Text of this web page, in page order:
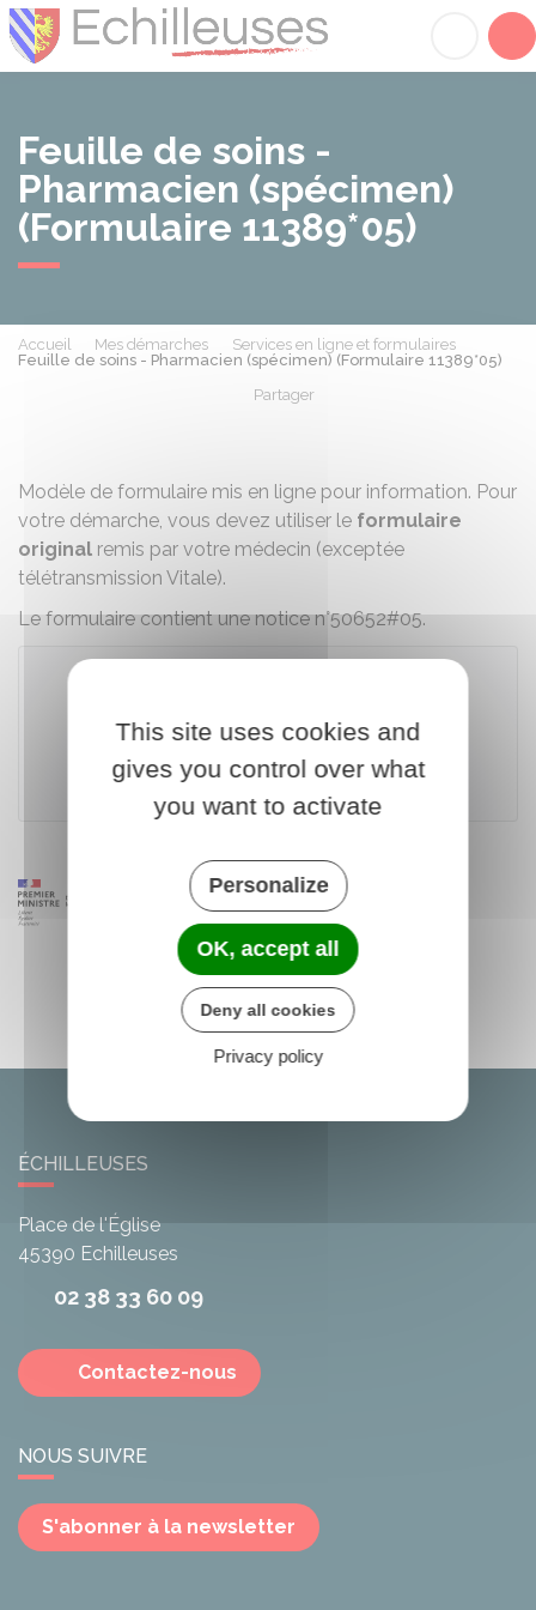
Feuille de soins -
Pharmacien (spécimen)
(Formulaire 11389*05)
Accueil Mes démarches
Services en ligne et formulaires
Feuille de soins - Pharmacien (spécimen) (Formulaire 11389*05)
Partager
Modèle de formulaire mis en ligne pour information. Pour
votre démarche, vous devez utiliser le formulaire
original remis par votre médecin (exceptée
télétransmission Vitale).
Le formulaire contient une notice n°50652#05.
Télécharger le formulaire (519.8 KB)
Caisse nationale d'assurance maladie (Cnam)
ÉCHILLEUSES
Place de l'Église
45390 Echilleuses
02 38 33 60 09
Contactez-nous
NOUS SUIVRE
S'abonner à la newsletter
This site uses cookies and
gives you control over what
you want to activate
Personalize
OK, accept all
Deny all cookies
Privacy policy